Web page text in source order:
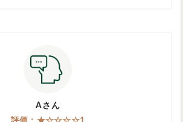
Aさん